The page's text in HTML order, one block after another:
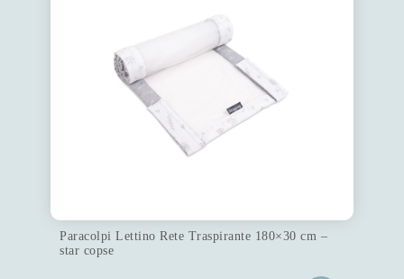
Paracolpi Lettino Rete Traspirante 180×30 cm –
star copse